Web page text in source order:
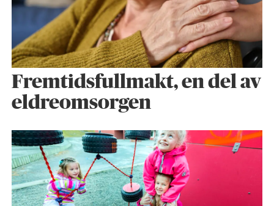
Fremtidsfullmakt, en del av
eldreomsorgen